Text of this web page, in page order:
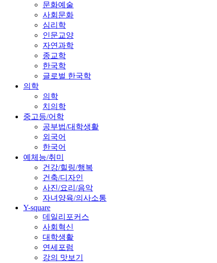
문화예술
사회문화
심리학
인문교양
자연과학
종교학
한국학
글로벌 한국학
의학
의학
치의학
중고등/어학
공부법/대학생활
외국어
한국어
예체능/취미
건강/힐링/행복
건축/디자인
사진/요리/음악
자녀양육/의사소통
Y-square
데일리포커스
사회혁신
대학생활
연세포럼
강의 맛보기